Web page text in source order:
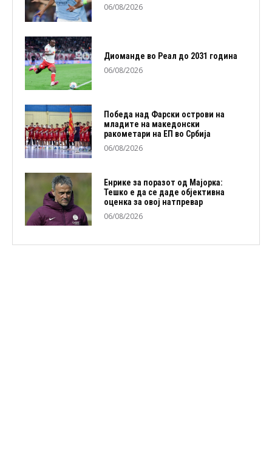
06/08/2026
Диоманде во Реал до 2031 година
06/08/2026
Победа над Фарски острови на
младите на македонски
ракометари на ЕП во Србија
06/08/2026
Енрике за поразот од Мајорка:
Тешко е да се даде објективна
оценка за овој натпревар
06/08/2026